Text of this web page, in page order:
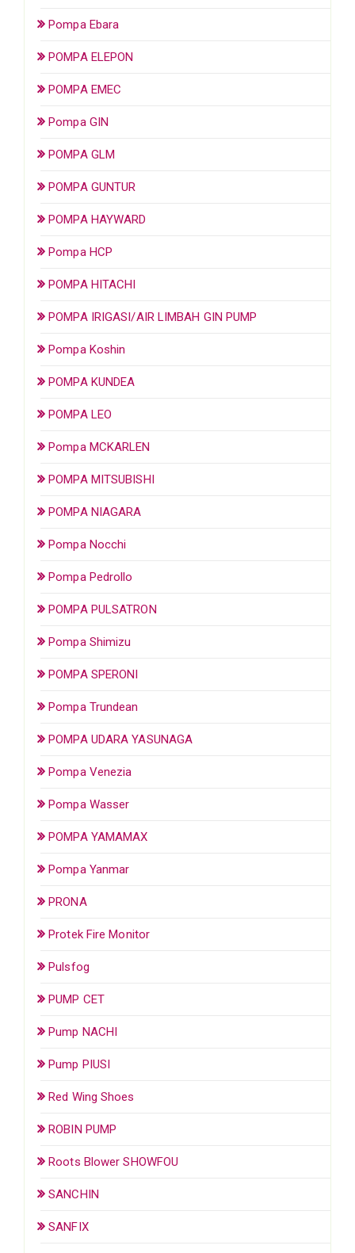
Pompa Ebara
POMPA ELEPON
POMPA EMEC
Pompa GIN
POMPA GLM
POMPA GUNTUR
POMPA HAYWARD
Pompa HCP
POMPA HITACHI
POMPA IRIGASI/AIR LIMBAH GIN PUMP
Pompa Koshin
POMPA KUNDEA
POMPA LEO
Pompa MCKARLEN
POMPA MITSUBISHI
POMPA NIAGARA
Pompa Nocchi
Pompa Pedrollo
POMPA PULSATRON
Pompa Shimizu
POMPA SPERONI
Pompa Trundean
POMPA UDARA YASUNAGA
Pompa Venezia
Pompa Wasser
POMPA YAMAMAX
Pompa Yanmar
PRONA
Protek Fire Monitor
Pulsfog
PUMP CET
Pump NACHI
Pump PIUSI
Red Wing Shoes
ROBIN PUMP
Roots Blower SHOWFOU
SANCHIN
SANFIX